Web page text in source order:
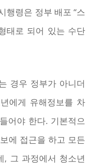
행령은 정부 배포 “스
태로 되어 있는 수단
경우 정부가 아니더
에게 유해정보를 차
어야 한다. 기본적으
에 접근을 하고 모든
, 그 과정에서 청소년